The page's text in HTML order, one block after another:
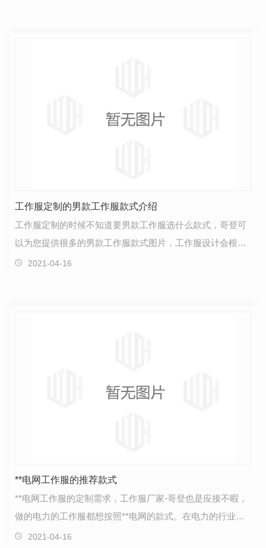
工作服定制的男款工作服款式介绍
工作服定制的时候不知道要男款工作服选什么款式，哥登可
以为您提供很多的男款工作服款式图片，工作服设计会根据
您的企业特色和其他的相同行业结合，设计出一款专属…
2021-04-16
**电网工作服的推荐款式
**电网工作服的定制需求，工作服厂家-哥登也是应接不暇，
做的电力的工作服都想按照**电网的款式。在电力的行业
里，**电网工作服的款式也是比较好的，现在的都是环…
2021-04-16